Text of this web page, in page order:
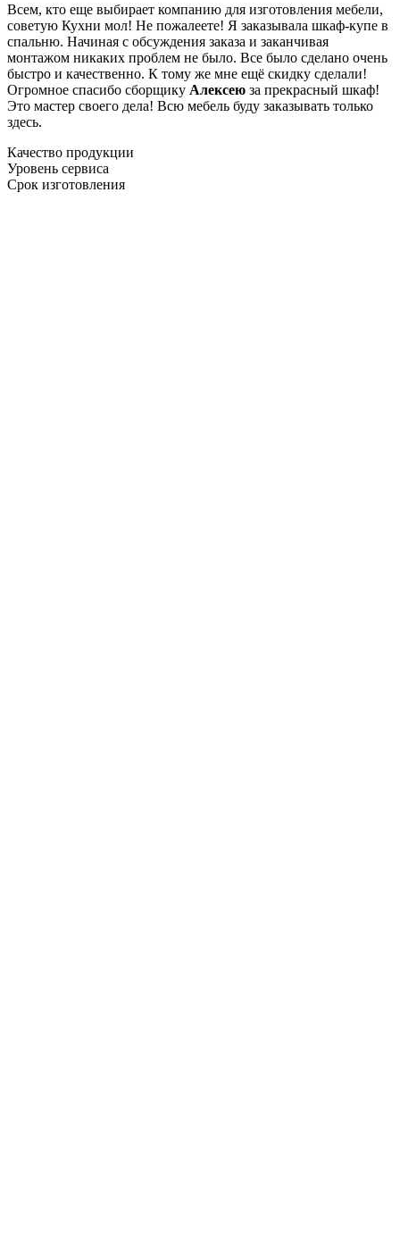
Всем, кто еще выбирает компанию для изготовления мебели,
советую Кухни мол! Не пожалеете! Я заказывала шкаф-купе в
спальню. Начиная с обсуждения заказа и заканчивая
монтажом никаких проблем не было. Все было сделано очень
быстро и качественно. К тому же мне ещё скидку сделали!
Огромное спасибо сборщику Алексею за прекрасный шкаф!
Это мастер своего дела! Всю мебель буду заказывать только
здесь.
Качество продукции
Уровень сервиса
Срок изготовления